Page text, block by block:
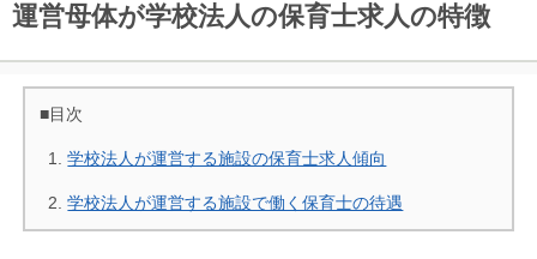
運営母体が学校法人の保育士求人の特徴
■目次
学校法人が運営する施設の保育士求人傾向
学校法人が運営する施設で働く保育士の待遇